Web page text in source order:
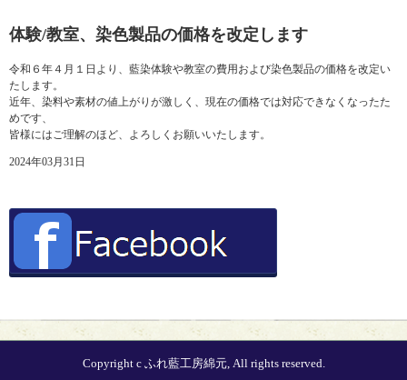
体験/教室、染色製品の価格を改定します
令和６年４月１日より、藍染体験や教室の費用および染色製品の価格を改定い
たします。
近年、染料や素材の値上がりが激しく、現在の価格では対応できなくなったた
めです、
皆様にはご理解のほど、よろしくお願いいたします。
2024年03月31日
Copyright c ふれ藍工房綿元, All rights reserved.